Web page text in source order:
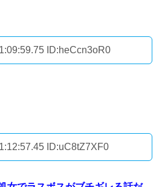
ID:heCcn3oR0
ID:uC8tZ7XF0